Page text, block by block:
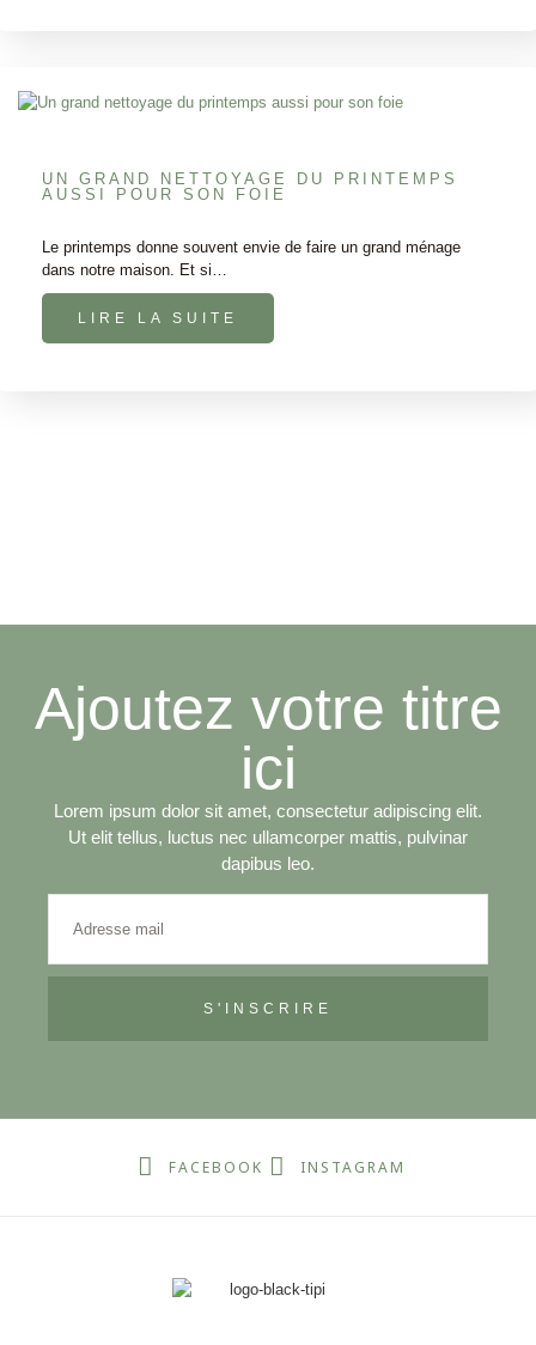
UN GRAND NETTOYAGE DU PRINTEMPS
AUSSI POUR SON FOIE
Le printemps donne souvent envie de faire un grand ménage
dans notre maison. Et si…
LIRE LA SUITE
Ajoutez votre titre
ici
Lorem ipsum dolor sit amet, consectetur adipiscing elit.
Ut elit tellus, luctus nec ullamcorper mattis, pulvinar
dapibus leo.
S'INSCRIRE
FACEBOOK INSTAGRAM